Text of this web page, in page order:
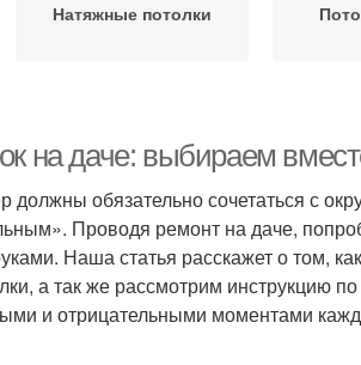
Натяжные потолки
на даче: выбираем
должны обязательно сочетаться с
Проводя ремонт на даче,
Наша статья расскажет о том,
а так же рассмотрим инструкцию
и отрицательными моментами